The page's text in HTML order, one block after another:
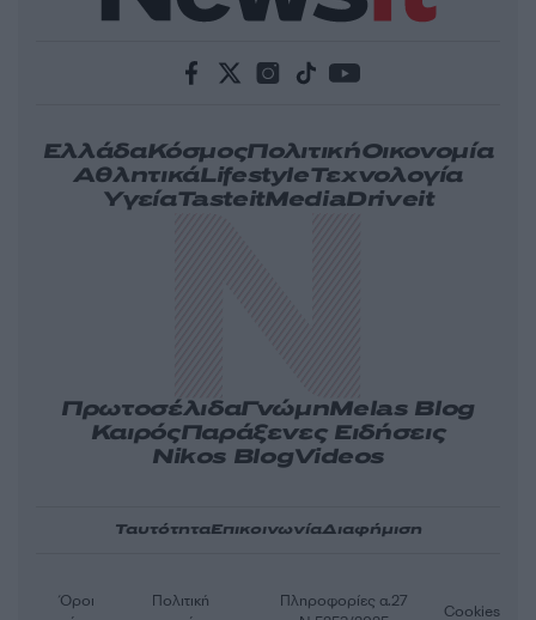
ΕλλάδαΚόσμοςΠολιτικήΟικονομία
ΑθλητικάLifestyleΤεχνολογία
ΥγείαTasteitMediaDriveit
ΠρωτοσέλιδαΓνώμηMelas Blog
ΚαιρόςΠαράξενες Ειδήσεις
Nikos BlogVideos
ΤαυτότηταΕπικοινωνίαΔιαφήμιση
Όροι
Πολιτική
Πληροφορίες α.27
Cookies